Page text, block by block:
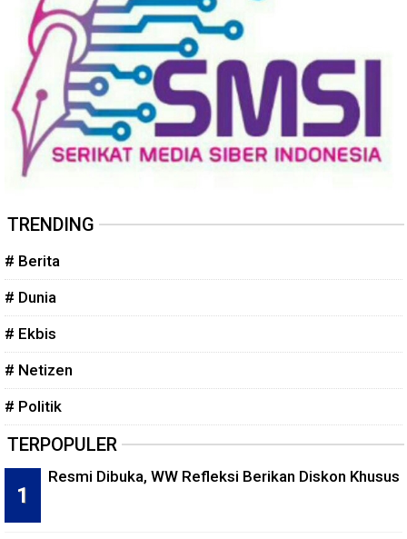
TRENDING
# Berita
# Dunia
# Ekbis
# Netizen
# Politik
TERPOPULER
Resmi Dibuka, WW Refleksi Berikan Diskon Khusus